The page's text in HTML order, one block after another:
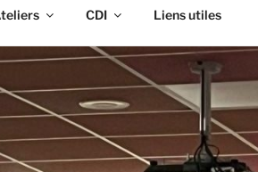
CDI Liens utiles